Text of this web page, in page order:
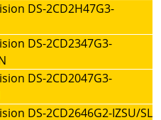
DS-2CD2H47G3-
DS-2CD2347G3-
DS-2CD2047G3-
DS-2CD2646G2-IZSU/SL